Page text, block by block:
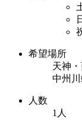
希望場所
天神
中州
人数
1人